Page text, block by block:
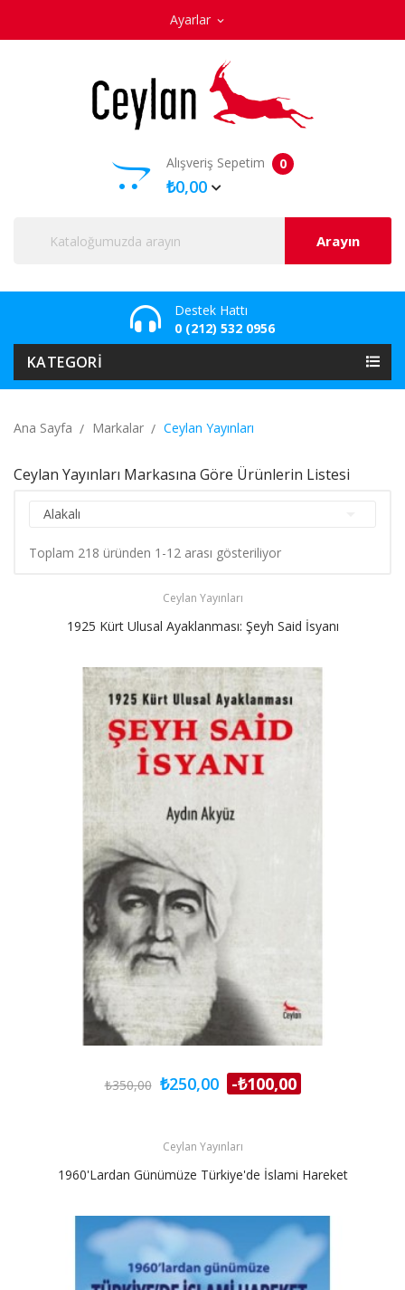
Ayarlar expand_more
Alışveriş Sepetim 0
₺0,00
Arayın
Destek Hattı
0 (212) 532 0956
KATEGORI
Ana Sayfa Markalar Ceylan Yayınları
Ceylan Yayınları Markasına Göre Ürünlerin Listesi
Alakalı
Toplam 218 üründen 1-12 arası gösteriliyor
Ceylan Yayınları
1925 Kürt Ulusal Ayaklanması: Şeyh Said İsyanı
₺350,00 ₺250,00 -₺100,00
Ceylan Yayınları
1960'lardan Günümüze Türkiye'de İslami Hareket